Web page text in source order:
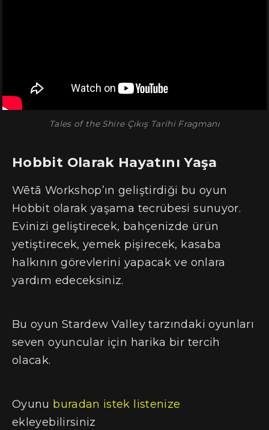
Tales of the Shire Çıkış Tarihi Fragmanı
Hobbit Olarak Hayatını Yaşa
Wētā Workshop’ın geliştirdiği bu oyun
Hobbit olarak yaşama tecrübesi sunuyor.
Evinizi geliştirecek, bahçenizde ürün
yetiştirecek, yemek pişirecek, kasaba
halkının görevlerini yapacak ve onlara
yardım edeceksiniz.
Bu oyun Stardew Valley tarzındaki oyunları
seven oyuncular için harika bir tercih
olacak.
Oyunu buradan istek listenize
ekleyebilirsiniz